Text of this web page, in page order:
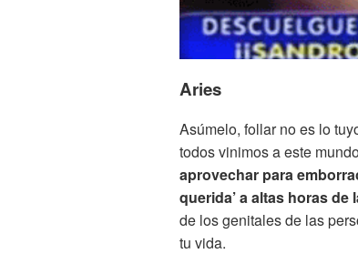
Aries
Asúmelo, follar no es lo
todos vinimos a este
aprovechar para
querida’ a altas horas de
de los genitales de las
tu vida.